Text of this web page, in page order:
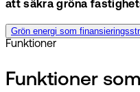
att säkra gröna
Grön energi som
Funktioner
Funktioner